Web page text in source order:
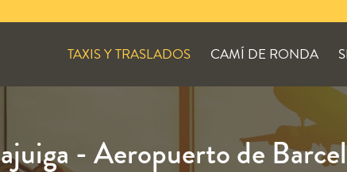
TAXIS Y TRASLADOS CAMÍ DE RONDA
- Aeropuerto de